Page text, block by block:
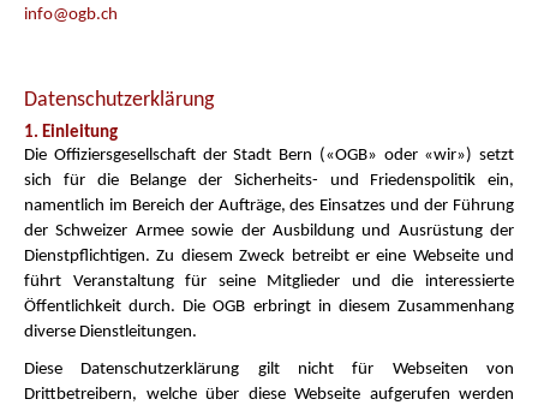
info@ogb.ch
Datenschutzerklärung
1. Einleitung
Die Offiziersgesellschaft der Stadt Bern («OGB» oder «wir») setzt
sich für die Belange der Sicherheits- und Friedenspolitik ein,
namentlich im Bereich der Aufträge, des Einsatzes und der Führung
der Schweizer Armee sowie der Ausbildung und Ausrüstung der
Dienstpflichtigen. Zu diesem Zweck betreibt er eine Webseite und
führt Veranstaltung für seine Mitglieder und die interessierte
Öffentlichkeit durch. Die OGB erbringt in diesem Zusammenhang
diverse Dienstleitungen.
Diese Datenschutzerklärung gilt nicht für Webseiten von
Drittbetreibern, welche über diese Webseite aufgerufen werden